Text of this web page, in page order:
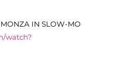
IN SLOW-MO
watch?